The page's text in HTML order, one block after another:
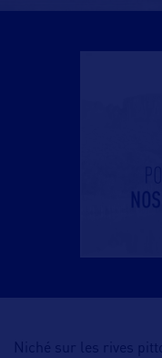
Niché sur les rives